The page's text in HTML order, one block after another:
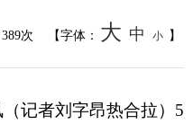
389次 【字体： 大 中 小 】
记者刘字昂热合拉） 5